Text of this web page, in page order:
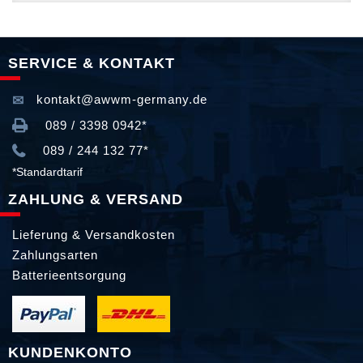
SERVICE & KONTAKT
kontakt@awwm-germany.de
089 / 3398 0942*
089 / 244 132 77*
*Standardtarif
ZAHLUNG & VERSAND
Lieferung & Versandkosten
Zahlungsarten
Batterieentsorgung
KUNDENKONTO